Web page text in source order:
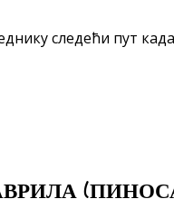
следећи пут